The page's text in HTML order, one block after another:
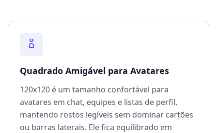
Quadrado Amigável para Avatares
120x120 é um tamanho confortável para
avatares em chat, equipes e listas de perfil,
mantendo rostos legíveis sem dominar cartões
ou barras laterais. Ele fica equilibrado em